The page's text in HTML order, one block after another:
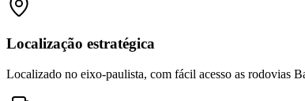
Localização estratégica
Localizado no eixo-paulista, com fácil acesso as rodovias